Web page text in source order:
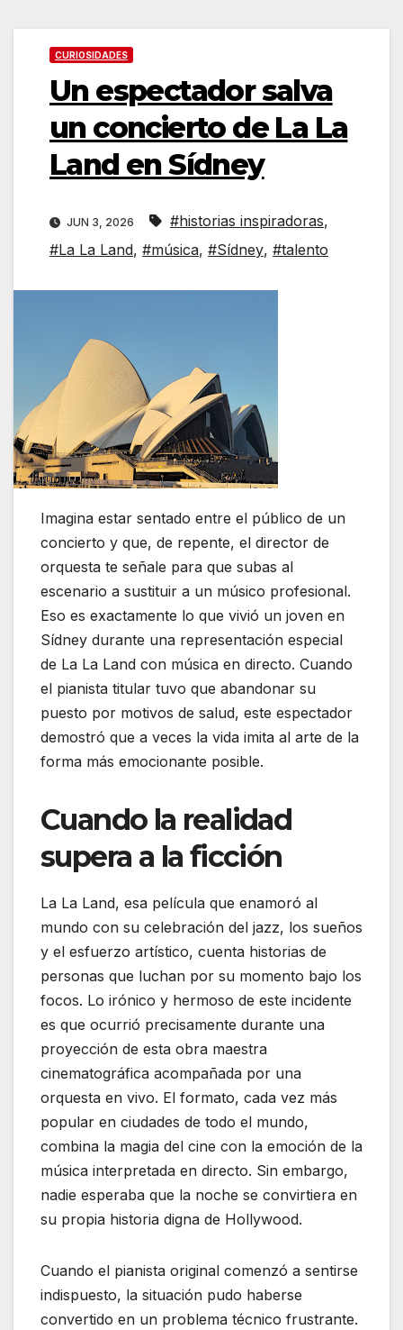
CURIOSIDADES
Un espectador salva
un concierto de La La
Land en Sídney
JUN 3, 2026 #historias inspiradoras,
#La La Land, #música, #Sídney, #talento
Imagina estar sentado entre el público de un
concierto y que, de repente, el director de
orquesta te señale para que subas al
escenario a sustituir a un músico profesional.
Eso es exactamente lo que vivió un joven en
Sídney durante una representación especial
de La La Land con música en directo. Cuando
el pianista titular tuvo que abandonar su
puesto por motivos de salud, este espectador
demostró que a veces la vida imita al arte de la
forma más emocionante posible.
Cuando la realidad
supera a la ficción
La La Land, esa película que enamoró al
mundo con su celebración del jazz, los sueños
y el esfuerzo artístico, cuenta historias de
personas que luchan por su momento bajo los
focos. Lo irónico y hermoso de este incidente
es que ocurrió precisamente durante una
proyección de esta obra maestra
cinematográfica acompañada por una
orquesta en vivo. El formato, cada vez más
popular en ciudades de todo el mundo,
combina la magia del cine con la emoción de la
música interpretada en directo. Sin embargo,
nadie esperaba que la noche se convirtiera en
su propia historia digna de Hollywood.
Cuando el pianista original comenzó a sentirse
indispuesto, la situación pudo haberse
convertido en un problema técnico frustrante.